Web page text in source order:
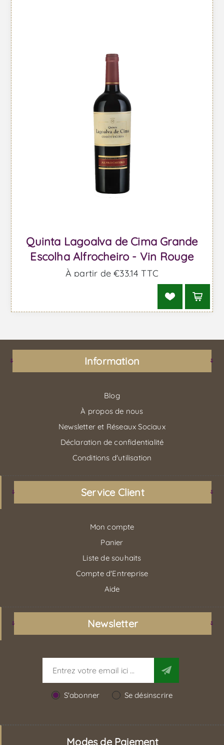
Quinta Lagoalva de Cima Grande
Escolha Alfrocheiro - Vin Rouge
À partir de €33,14 TTC
Information
Blog
À propos de nous
Newsletter et Réseaux Sociaux
Déclaration de confidentialité
Conditions d'utilisation
Service Client
Mon compte
Panier
Liste de souhaits
Compte d'Entreprise
Aide
Newsletter
S'abonner Se désinscrire
Modes de Paiement